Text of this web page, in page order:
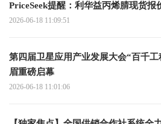
PriceSeek提醒：利华益丙烯腈现货报
2026-06-18 11:09:51
第四届卫星应用产业发展大会“百千
眉重磅启幕
2026-06-18 11:01:06